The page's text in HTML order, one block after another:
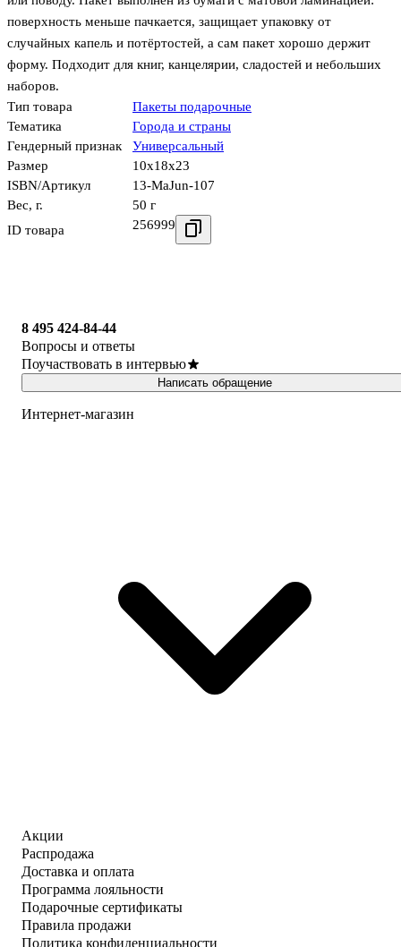
поверхность меньше пачкается, защищает упаковку от
случайных капель и потёртостей, а сам пакет хорошо держит
форму. Подходит для книг, канцелярии, сладостей и небольших
наборов.
Тип товара
Пакеты подарочные
Тематика
Города и страны
Гендерный признак
Универсальный
Размер
10x18x23
ISBN/Артикул
13-MaJun-107
Вес, г.
50 г
ID товара
256999
8 495 424-84-44
Вопросы и ответы
Поучаствовать в интервью
Написать обращение
Интернет-магазин
Акции
Распродажа
Доставка и оплата
Программа лояльности
Подарочные сертификаты
Правила продажи
Политика конфиденциальности